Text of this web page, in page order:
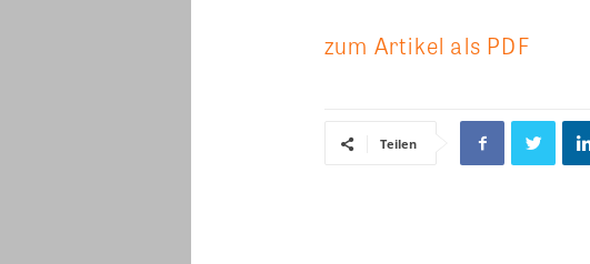
zum Artikel als PDF
Teilen